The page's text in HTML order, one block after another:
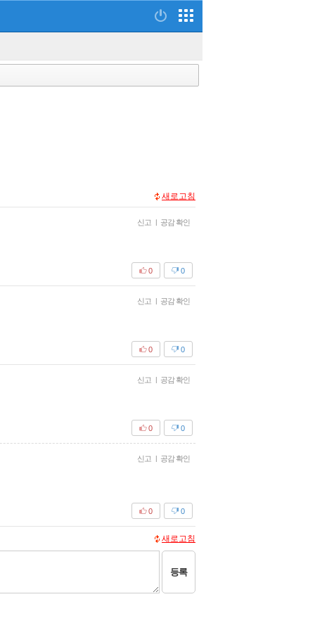
새로고침
신고 | 공감 확인
0
0
신고 | 공감 확인
0
0
신고 | 공감 확인
0
0
신고 | 공감 확인
0
0
새로고침
등록